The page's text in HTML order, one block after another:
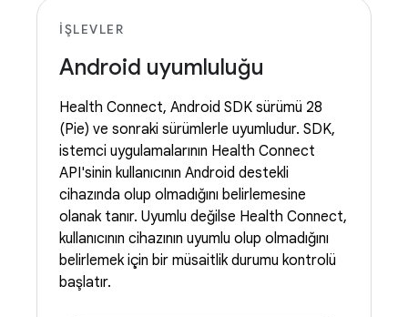
İŞLEVLER
Android uyumluluğu
Health Connect, Android SDK sürümü 28
(Pie) ve sonraki sürümlerle uyumludur. SDK,
istemci uygulamalarının Health Connect
API'sinin kullanıcının Android destekli
cihazında olup olmadığını belirlemesine
olanak tanır. Uyumlu değilse Health Connect,
kullanıcının cihazının uyumlu olup olmadığını
belirlemek için bir müsaitlik durumu kontrolü
başlatır.